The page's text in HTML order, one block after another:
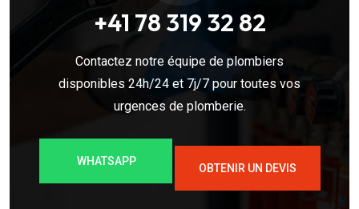
+41 78 319 32 82
Contactez notre équipe de plombiers
disponibles 24h/24 et 7j/7 pour toutes vos
urgences de plomberie.
WHATSAPP
OBTENIR UN DEVIS